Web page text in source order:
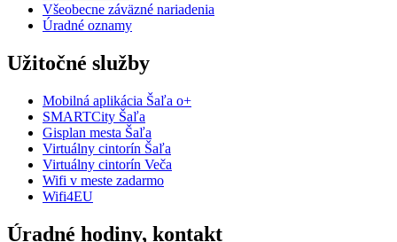
Všeobecne záväzné nariadenia
Úradné oznamy
Užitočné služby
Mobilná aplikácia Šaľa o+
SMARTCity Šaľa
Gisplan mesta Šaľa
Virtuálny cintorín Šaľa
Virtuálny cintorín Veča
Wifi v meste zadarmo
Wifi4EU
Úradné hodiny, kontakt